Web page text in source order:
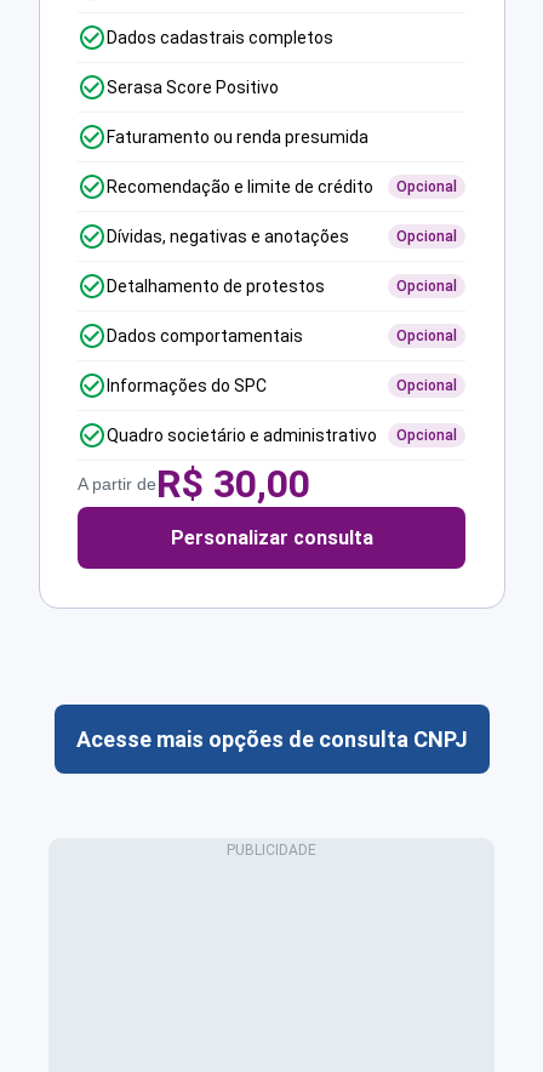
Dados cadastrais completos
Serasa Score Positivo
Faturamento ou renda presumida
Recomendação e limite de crédito Opcional
Dívidas, negativas e anotações Opcional
Detalhamento de protestos Opcional
Dados comportamentais Opcional
Informações do SPC Opcional
Quadro societário e administrativo Opcional
A partir deR$ 30,00
Personalizar consulta
Acesse mais opções de consulta CNPJ